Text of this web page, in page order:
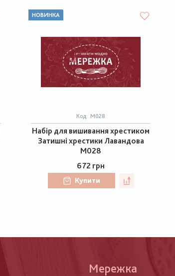
НОВИНКА
Код: М028
Набір для вишивання хрестиком
Затишні хрестики Лавандова
М028
672 грн
Купити
Меню
Мережка